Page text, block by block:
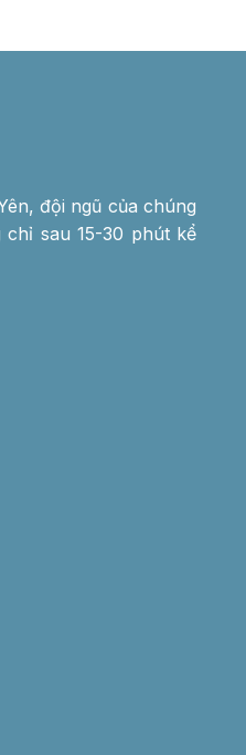
đội ngũ của chúng
sau 15-30 phút kể